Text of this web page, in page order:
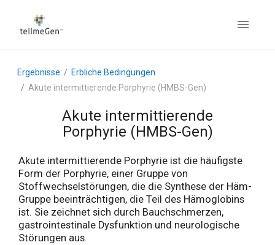
Ergebnisse
Erbliche Bedingungen
Akute intermittierende Porphyrie (HMBS-Gen)
Akute intermittierende
Porphyrie (HMBS-Gen)
Akute intermittierende Porphyrie ist die häufigste
Form der Porphyrie, einer Gruppe von
Stoffwechselstörungen, die die Synthese der Häm-
Gruppe beeinträchtigen, die Teil des Hämoglobins
ist. Sie zeichnet sich durch Bauchschmerzen,
gastrointestinale Dysfunktion und neurologische
Störungen aus.